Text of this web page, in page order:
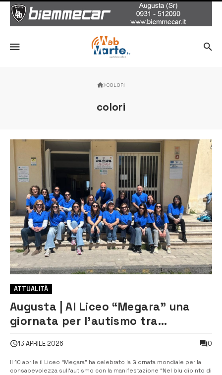
COLORI
colori
ATTUALITÀ
Augusta | Al Liceo “Megara” una
giornata per l’autismo tra
13 APRILE 2026 0
Il 10 aprile il Liceo “Megara” ha celebrato la Giornata mondiale per la
consapevolezza sull’autismo con la manifestazione “Nel blu dipinto di